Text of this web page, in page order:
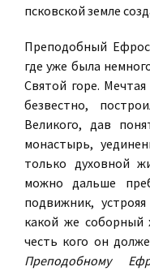
псковской земле
Преподобный
где уже была
Святой горе.
безвестно,
Великого, дав
монастырь,
только духовной
можно дальше
подвижник,
какой же соборный
честь кого он
Преподобному